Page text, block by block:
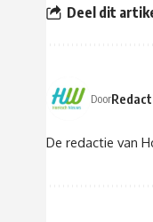
Deel dit
Door
De redactie van